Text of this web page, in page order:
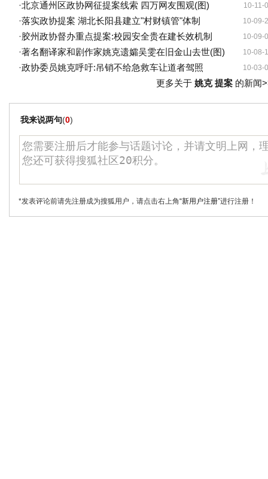
10-11-
·北京通州区政协网征提案线索 四万网友围观(图)
10-09-
·落实政协提案 湖北长阳县建立"村财镇管"体制
10-09-
·胶州政协督办重点提案:校园安全贵在建长效机制
10-08-
·著名翻译家和剧作家姚克遗孀吴雯在旧金山去世(图)
10-03-
·政协委员姚克呼吁:吊销不给急救车让道者驾照
更多关于 姚克 提案的新闻
我来说两句(0)
*发表评论前请先注册成为搜狐用户，请点击右上角“新用户注册”进行注册！